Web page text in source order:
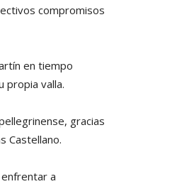
compromisos
en tiempo
propia valla.
gracias
Castellano.
a